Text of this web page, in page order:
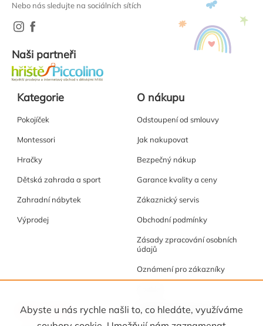
Abyste u nás rychle našli to, co hledáte, využíváme
Nebo nás sledujte na sociálních sítích
Naši partneři
Kategorie
Pokojíček
Montessori
Hračky
Dětská zahrada a sport
Zahradní nábytek
Výprodej
O nákupu
Odstoupení od smlouvy
Jak nakupovat
Bezpečný nákup
Garance kvality a ceny
Zákaznický servis
Obchodní podmínky
Zásady zpracování osobních
údajů
Oznámení pro zákazníky
Akce a tipy Osobní kabinet